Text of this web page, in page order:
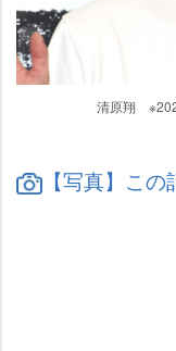
清原翔
【写真】こ